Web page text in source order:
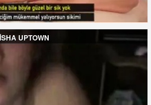
UPTOWN